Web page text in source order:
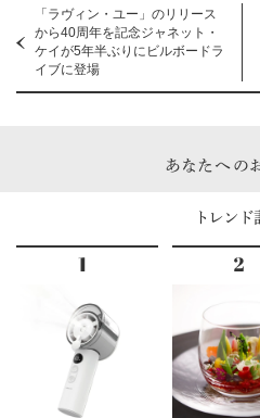
「ラヴィン・ユー」のリリース
から40周年を記念ジャネット・
ケイが5年半ぶりにビルボードラ
イブに登場
あなたへの
トレン